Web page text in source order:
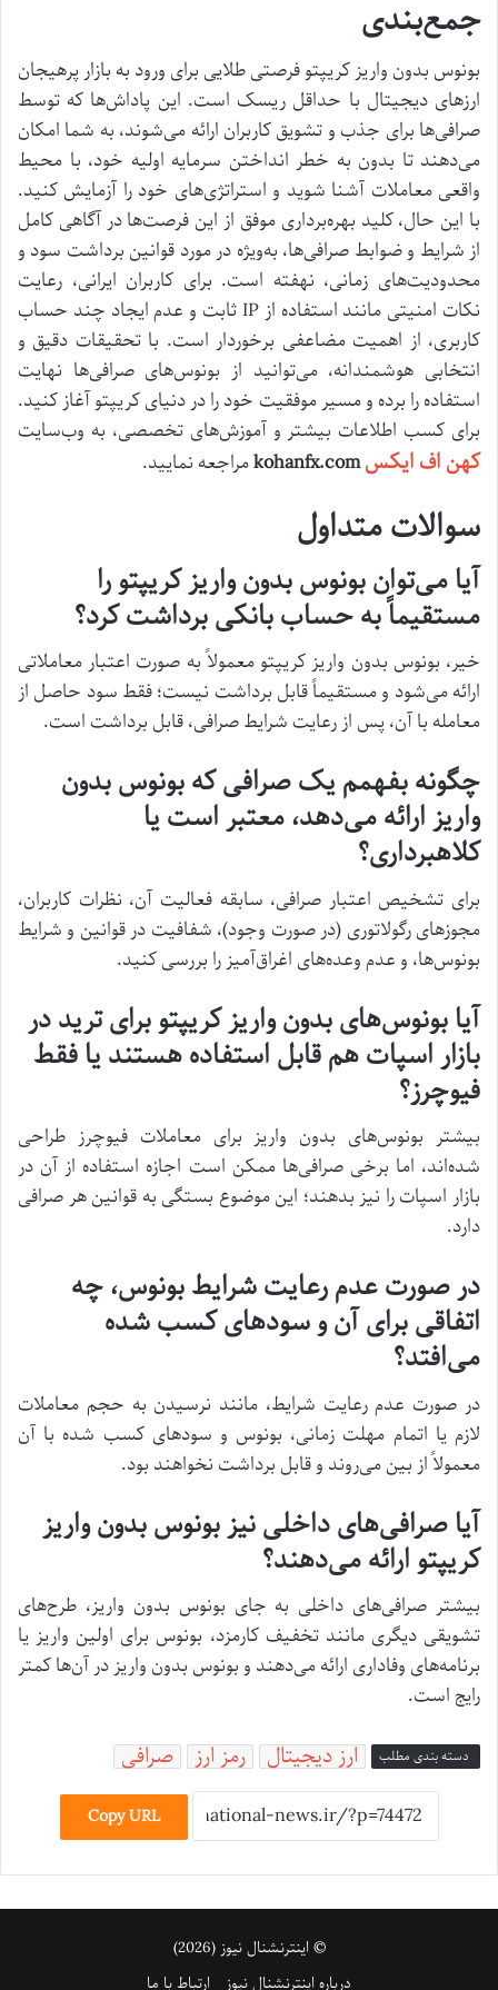
جمع‌بندی
بونوس بدون واریز کریپتو فرصتی طلایی برای ورود به بازار پرهیجان
ارزهای دیجیتال با حداقل ریسک است. این پاداش‌ها که توسط
صرافی‌ها برای جذب و تشویق کاربران ارائه می‌شوند، به شما امکان
می‌دهند تا بدون به خطر انداختن سرمایه اولیه خود، با محیط
واقعی معاملات آشنا شوید و استراتژی‌های خود را آزمایش کنید.
با این حال، کلید بهره‌برداری موفق از این فرصت‌ها در آگاهی کامل
از شرایط و ضوابط صرافی‌ها، به‌ویژه در مورد قوانین برداشت سود و
محدودیت‌های زمانی، نهفته است. برای کاربران ایرانی، رعایت
نکات امنیتی مانند استفاده از IP ثابت و عدم ایجاد چند حساب
کاربری، از اهمیت مضاعفی برخوردار است. با تحقیقات دقیق و
انتخابی هوشمندانه، می‌توانید از بونوس‌های صرافی‌ها نهایت
استفاده را برده و مسیر موفقیت خود را در دنیای کریپتو آغاز کنید.
برای کسب اطلاعات بیشتر و آموزش‌های تخصصی، به وب‌سایت
کهن اف ایکسkohanfx.com مراجعه نمایید.
سوالات متداول
آیا می‌توان بونوس بدون واریز کریپتو را
مستقیماً به حساب بانکی برداشت کرد؟
خیر، بونوس بدون واریز کریپتو معمولاً به صورت اعتبار معاملاتی
ارائه می‌شود و مستقیماً قابل برداشت نیست؛ فقط سود حاصل از
معامله با آن، پس از رعایت شرایط صرافی، قابل برداشت است.
چگونه بفهمم یک صرافی که بونوس بدون
واریز ارائه می‌دهد، معتبر است یا
کلاهبرداری؟
برای تشخیص اعتبار صرافی، سابقه فعالیت آن، نظرات کاربران،
مجوزهای رگولاتوری (در صورت وجود)، شفافیت در قوانین و شرایط
بونوس‌ها، و عدم وعده‌های اغراق‌آمیز را بررسی کنید.
آیا بونوس‌های بدون واریز کریپتو برای ترید در
بازار اسپات هم قابل استفاده هستند یا فقط
فیوچرز؟
بیشتر بونوس‌های بدون واریز برای معاملات فیوچرز طراحی
شده‌اند، اما برخی صرافی‌ها ممکن است اجازه استفاده از آن در
بازار اسپات را نیز بدهند؛ این موضوع بستگی به قوانین هر صرافی
دارد.
در صورت عدم رعایت شرایط بونوس، چه
اتفاقی برای آن و سودهای کسب شده
می‌افتد؟
در صورت عدم رعایت شرایط، مانند نرسیدن به حجم معاملات
لازم یا اتمام مهلت زمانی، بونوس و سودهای کسب شده با آن
معمولاً از بین می‌روند و قابل برداشت نخواهند بود.
آیا صرافی‌های داخلی نیز بونوس بدون واریز
کریپتو ارائه می‌دهند؟
بیشتر صرافی‌های داخلی به جای بونوس بدون واریز، طرح‌های
تشویقی دیگری مانند تخفیف کارمزد، بونوس برای اولین واریز یا
برنامه‌های وفاداری ارائه می‌دهند و بونوس بدون واریز در آن‌ها کمتر
رایج است.
دسته بندی مطلب ارز دیجیتال رمز ارز صرافی
Copy URL
© اینترنشنال نیوز (2026)
درباره اینترنشنال نیوز
ارتباط با ما